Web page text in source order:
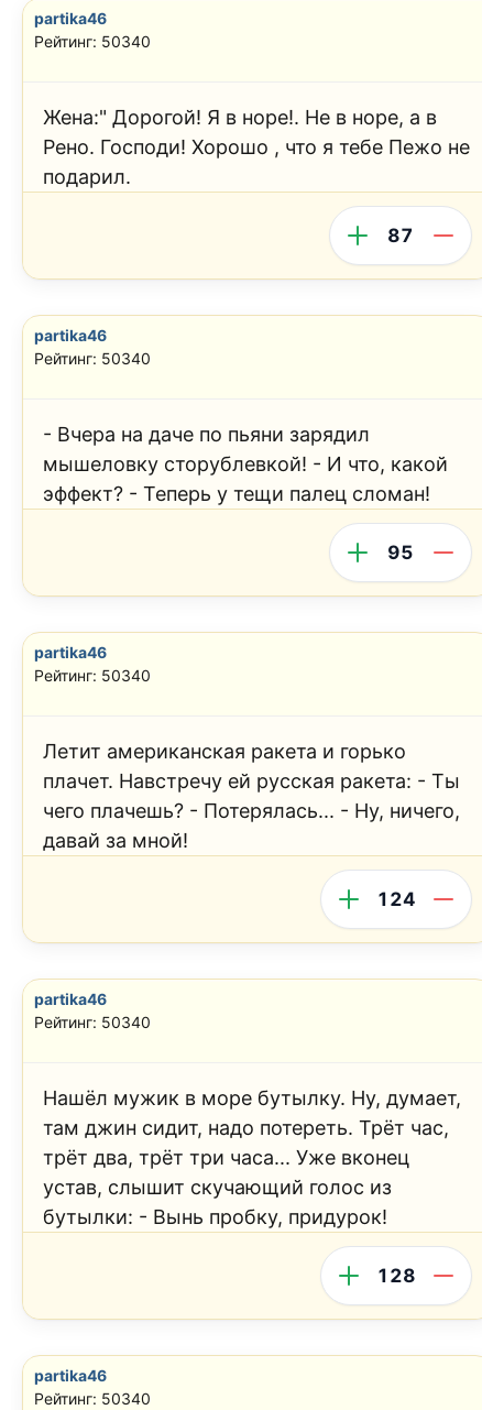
partika46
Рейтинг: 50340
Жена:" Дорогой! Я в норе!. Не в норе, а в
Рено. Господи! Хорошо , что я тебе Пежо не
подарил.
87
partika46
Рейтинг: 50340
- Вчера на даче по пьяни зарядил
мышеловку сторублевкой! - И что, какой
эффект? - Теперь у тещи палец сломан!
95
partika46
Рейтинг: 50340
Летит американская ракета и горько
плачет. Навстречу ей русская ракета: - Ты
чего плачешь? - Потерялась... - Ну, ничего,
давай за мной!
124
partika46
Рейтинг: 50340
Нашёл мужик в море бутылку. Ну, думает,
там джин сидит, надо потереть. Трёт час,
трёт два, трёт три часа... Уже вконец
устав, слышит скучающий голос из
бутылки: - Вынь пробку, придурок!
128
partika46
Рейтинг: 50340